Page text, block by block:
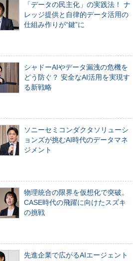
「データの民主化」の実践法！ ナ
レッジ提供と自律的データ活用の
仕組み作りが“鍵”に
シャドーAIやデータ漏洩の危機を
どう防ぐ？ 安全なAI活用を実現す
る新戦略
ソニーセミコンダクタソリューシ
ョンズが挑むAI時代のデータマネ
ジメント
物理統合の限界を仮想化で突破。
CASE時代の飛躍に向けたスズキ
の挑戦
先進企業で広がるAIエージェント